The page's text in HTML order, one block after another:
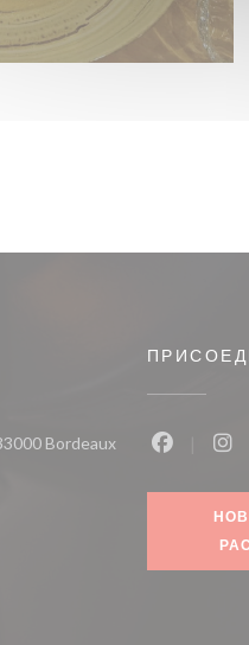
Bordeaux((открывается в